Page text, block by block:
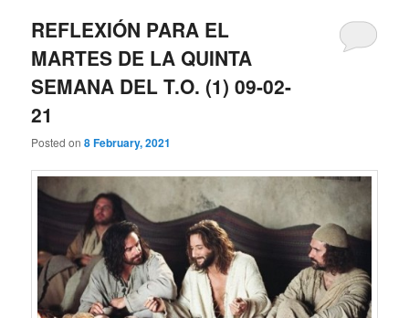
REFLEXIÓN PARA EL
MARTES DE LA QUINTA
SEMANA DEL T.O. (1) 09-02-
21
Posted on8 February, 2021